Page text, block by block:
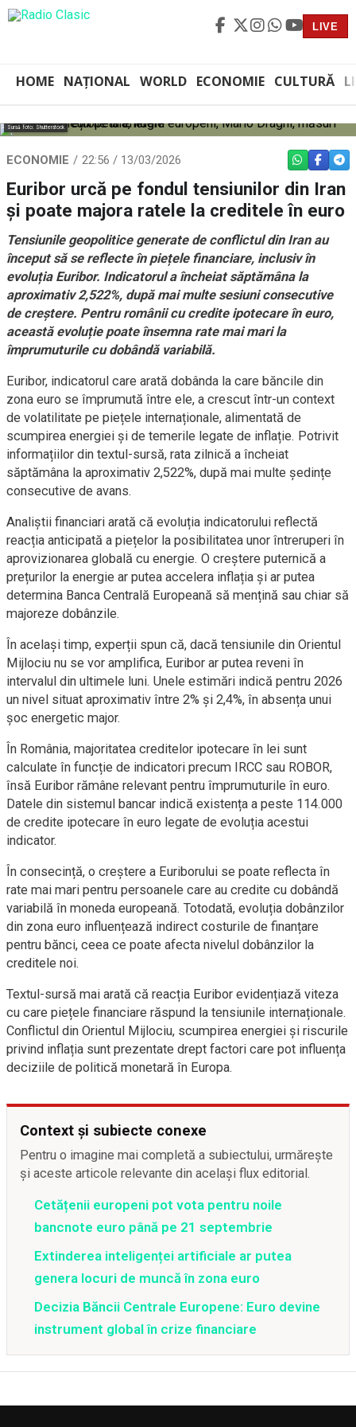
LIVE
HOME NAȚIONAL WORLD ECONOMIE CULTURĂ
Sursă foto: Shutterstock
ECONOMIE 22:56 / 13/03/2026 WHATSAPP
Euribor urcă pe fondul tensiunilor din Iran
și poate majora ratele la creditele în euro
Tensiunile geopolitice generate de conflictul din Iran au
început să se reflecte în piețele financiare, inclusiv în
evoluția Euribor. Indicatorul a încheiat săptămâna la
aproximativ 2,522%, după mai multe sesiuni consecutive
de creștere. Pentru românii cu credite ipotecare în euro,
această evoluție poate însemna rate mai mari la
împrumuturile cu dobândă variabilă.
Euribor, indicatorul care arată dobânda la care băncile din
zona euro se împrumută între ele, a crescut într-un context
de volatilitate pe piețele internaționale, alimentată de
scumpirea energiei și de temerile legate de inflație. Potrivit
informațiilor din textul-sursă, rata zilnică a încheiat
săptămâna la aproximativ 2,522%, după mai multe ședințe
consecutive de avans.
Analiștii financiari arată că evoluția indicatorului reflectă
reacția anticipată a piețelor la posibilitatea unor întreruperi în
aprovizionarea globală cu energie. O creștere puternică a
prețurilor la energie ar putea accelera inflația și ar putea
determina Banca Centrală Europeană să mențină sau chiar să
majoreze dobânzile.
În același timp, experții spun că, dacă tensiunile din Orientul
Mijlociu nu se vor amplifica, Euribor ar putea reveni în
intervalul din ultimele luni. Unele estimări indică pentru 2026
un nivel situat aproximativ între 2% și 2,4%, în absența unui
șoc energetic major.
În România, majoritatea creditelor ipotecare în lei sunt
calculate în funcție de indicatori precum IRCC sau ROBOR,
însă Euribor rămâne relevant pentru împrumuturile în euro.
Datele din sistemul bancar indică existența a peste 114.000
de credite ipotecare în euro legate de evoluția acestui
indicator.
În consecință, o creștere a Euriborului se poate reflecta în
rate mai mari pentru persoanele care au credite cu dobândă
variabilă în moneda europeană. Totodată, evoluția dobânzilor
din zona euro influențează indirect costurile de finanțare
pentru bănci, ceea ce poate afecta nivelul dobânzilor la
creditele noi.
Textul-sursă mai arată că reacția Euribor evidențiază viteza
cu care piețele financiare răspund la tensiunile internaționale.
Conflictul din Orientul Mijlociu, scumpirea energiei și riscurile
privind inflația sunt prezentate drept factori care pot influența
deciziile de politică monetară în Europa.
Context și subiecte conexe
Pentru o imagine mai completă a subiectului, urmărește
și aceste articole relevante din același flux editorial.
Cetățenii europeni pot vota pentru noile
bancnote euro până pe 21 septembrie
Extinderea inteligenței artificiale ar putea
genera locuri de muncă în zona euro
Decizia Băncii Centrale Europene: Euro devine
instrument global în crize financiare